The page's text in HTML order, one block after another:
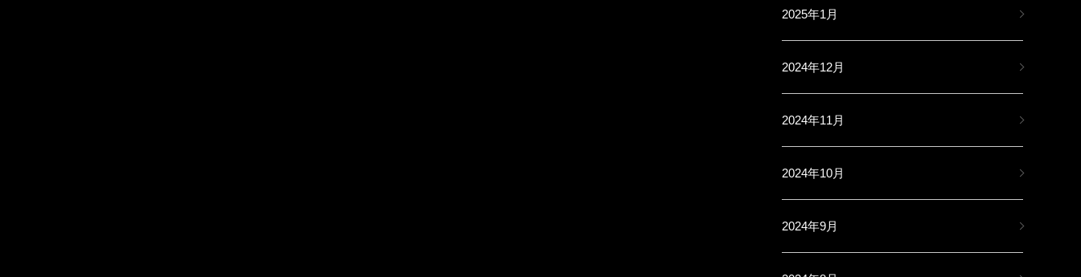
2025年1月
2024年12月
2024年11月
2024年10月
2024年9月